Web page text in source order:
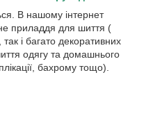
В нашому інтернет
приладдя для шиття (
і багато декоративних
одягу та домашнього
бахрому тощо).